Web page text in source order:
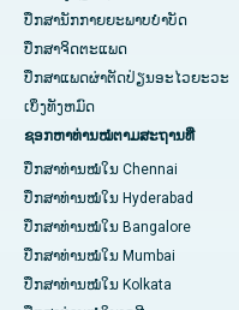
ປຶກສານັກກາຍຍະພາບບຳບັດ
ປຶກສາຈິດຕະແພດ
ປຶກສາແພດຜ່າຕັດປ່ຽນອະໄວຍະວະ
ເບິ່ງທັງຫມົດ
ຊອກຫາທ່ານໝໍຕາມສະຖານທີ່
ປຶກສາທ່ານໝໍໃນ Chennai
ປຶກສາທ່ານໝໍໃນ Hyderabad
ປຶກສາທ່ານໝໍໃນ Bangalore
ປຶກສາທ່ານໝໍໃນ Mumbai
ປຶກສາທ່ານໝໍໃນ Kolkata